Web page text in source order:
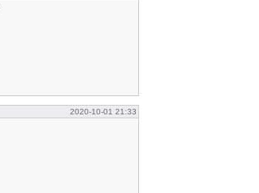
2020-10-01 21:33